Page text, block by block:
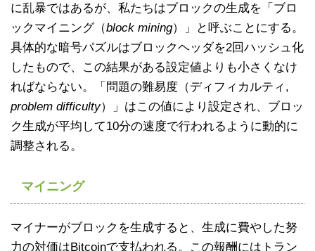
に乱暴ではあるが、私たちはブロックの生成を「ブロ
ックマイニング（block mining）」と呼ぶことにする。
具体的な暗号パズルはブロックヘッダを2回ハッシュ化
したもので、この結果がある設定値よりも小さくなけ
ればならない。「問題の難易度（ディフィカルティ,
problem difficulty）」はこの値により設定され、ブロッ
ク生成が平均して10分の速度で行われるように動的に
調整される。
マイニング
マイナーがブロックを生成すると、生成に費やした努
力の対価はBitcoinで支払われる。この報酬にはトラン